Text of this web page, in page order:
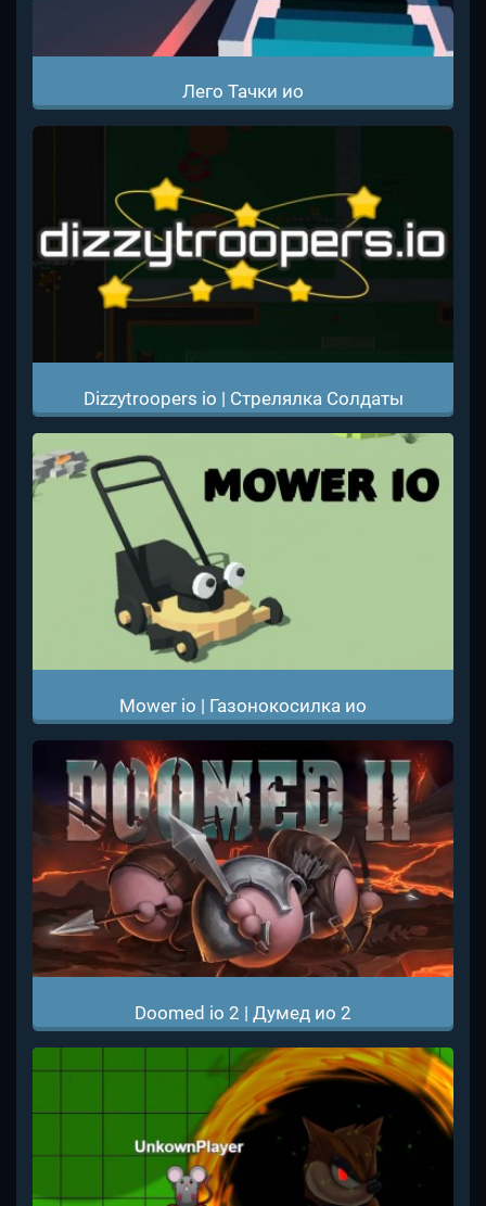
Лего Тачки ио
Dizzytroopers io | Стрелялка Солдаты
Mower io | Газонокосилка ио
Doomed io 2 | Думед ио 2